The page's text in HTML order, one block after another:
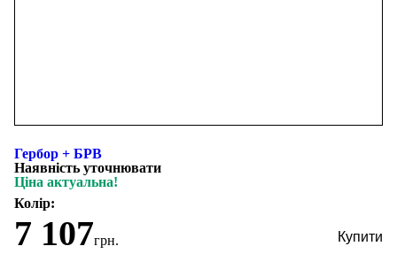
Гербор + БРВ
Наявність уточнювати
Ціна актуальна!
Колір:
7 107грн.